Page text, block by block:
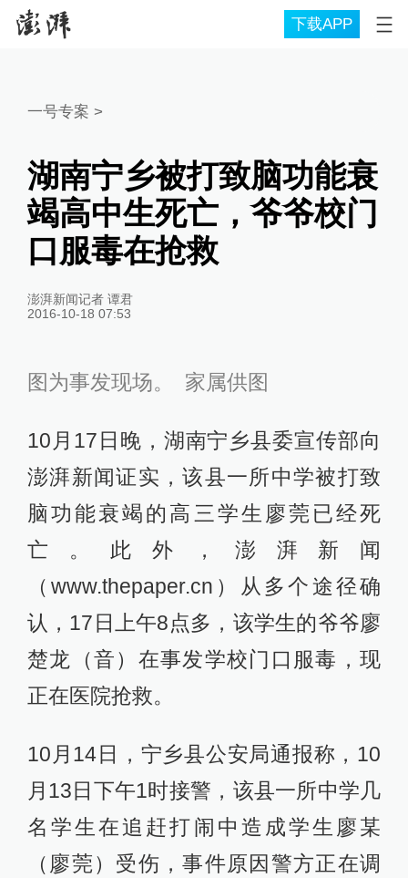
下载APP
一号专案 >
湖南宁乡被打致脑功能衰
竭高中生死亡，爷爷校门
口服毒在抢救
澎湃新闻记者 谭君
2016-10-18 07:53
图为事发现场。 家属供图
10月17日晚，湖南宁乡县委宣传部向
澎湃新闻证实，该县一所中学被打致
脑功能衰竭的高三学生廖莞已经死
亡。此外，澎湃新闻
（www.thepaper.cn）从多个途径确
认，17日上午8点多，该学生的爷爷廖
楚龙（音）在事发学校门口服毒，现
正在医院抢救。
10月14日，宁乡县公安局通报称，10
月13日下午1时接警，该县一所中学几
名学生在追赶打闹中造成学生廖某
（廖莞）受伤，事件原因警方正在调